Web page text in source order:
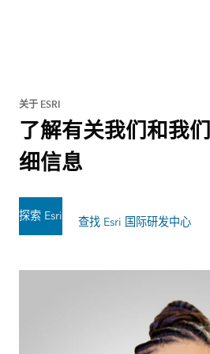
关于 ESRI
了解有关我们和我
细信息
探索 Esri 查找 Esri 国际研发中心